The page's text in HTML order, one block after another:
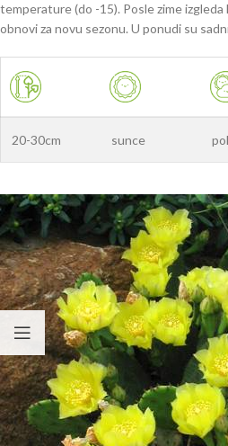
temperature (do -15). Posle zime izgleda
obnovi za novu sezonu. U ponudi su
20-30cm sunce